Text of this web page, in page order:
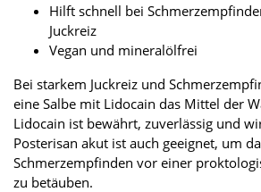
Hilft schnell bei
Juckreiz
Vegan und mineralölfrei
Bei starkem Juckreiz und
eine Salbe mit Lidocain das Mittel der
Lidocain ist bewährt, zuverlässig und
Posterisan akut ist auch geeignet, um
Schmerzempfinden vor einer
zu betäuben.